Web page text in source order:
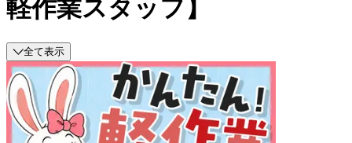
軽作業スタッフ】
全て表示